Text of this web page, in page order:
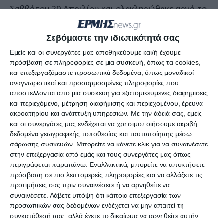
Σεβόμαστε την ιδιωτικότητά σας
Εμείς και οι συνεργάτες μας αποθηκεύουμε και/ή έχουμε
πρόσβαση σε πληροφορίες σε μια συσκευή, όπως τα cookies,
και επεξεργαζόμαστε προσωπικά δεδομένα, όπως μοναδικοί
αναγνωριστικοί και προσαρμοσμένες πληροφορίες που
αποστέλλονται από μια συσκευή για εξατομικευμένες διαφημίσεις
και περιεχόμενο, μέτρηση διαφήμισης και περιεχομένου, έρευνα
ακροατηρίου και ανάπτυξη υπηρεσιών. Με την άδειά σας, εμείς
και οι συνεργάτες μας ενδέχεται να χρησιμοποιήσουμε ακριβή
δεδομένα γεωγραφικής τοποθεσίας και ταυτοποίησης μέσω
σάρωσης συσκευών. Μπορείτε να κάνετε κλικ για να συναινέσετε
στην επεξεργασία από εμάς και τους συνεργάτες μας όπως
περιγράφεται παραπάνω. Εναλλακτικά, μπορείτε να αποκτήσετε
πρόσβαση σε πιο λεπτομερείς πληροφορίες και να αλλάξετε τις
προτιμήσεις σας πριν συναινέσετε ή να αρνηθείτε να
συναινέσετε. Λάβετε υπόψη ότι κάποια επεξεργασία των
προσωπικών σας δεδομένων ενδέχεται να μην απαιτεί τη
συγκατάθεσή σας, αλλά έχετε το δικαίωμα να αρνηθείτε αυτήν
Σαββάτου 20 Απριλίου και ολοκληρώθηκε αργά το
απόγευμα της Κυριακής 21 Απριλίου.
Η έναρξη
Η αίθουσα συνεδριάσεων του Διοικητηρίου ήταν
ανοιχτή και από τις δύο πλευρές και κατάλληλα
διαμορφωμένη για ητν υποδοχή των συμβούλων
από όλα τα νησιά του Ιονίου.
Ο Περιφερειάρχης Σπύρος Σπύρου ήταν ο
πρώτος που πήρε το λόγο και είπε ότι η πολύ
καλή μέρα δείχνει πόσο τα Ιόνια νησιά μοιάζουν
μεταξύ τους και έχουν κοινά χαρακτηριστικά,